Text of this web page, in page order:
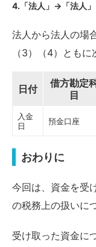
4.「法人」→「法人」
法人から法人の場
（3）（4）ともに
日付
借方勘定
目
入金
日
預金口座
おわりに
今回は、資金を受
の税務上の扱いに
受け取った資金に